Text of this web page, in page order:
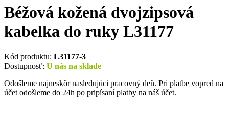
Béžová kožená dvojzipsová
kabelka do ruky L31177
Kód produktu: L31177-3
Dostupnosť: U nás na sklade
Odošleme najneskôr nasledujúci pracovný deň. Pri platbe vopred na
účet odošleme do 24h po pripísaní platby na náš účet.